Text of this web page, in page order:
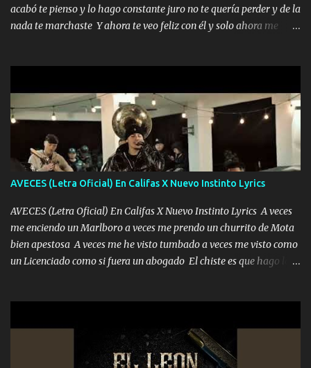
chile quisiera ser menos de ti dependiente la pinche tristeza me
encierra princesa tu sabes que nunca saldras de mi mente Ella era
acabó te pienso y lo hago constante juro no te quería perder y de la
nada te marchaste Y ahora te veo feliz con él y solo ahora me
pero eso ya no va a pasar me perderé en la soledad Porque me
mirabas bonito si yo no fui el final feliz el final fue triste pa mí Y
duele no tenerte aquí sabiendo que moría por ti yo y la luna
cantamos y por ti nos embriagamos Quién sabe qué será de mí si
contigo fui muy feliz a lo mejor no lloró pero muy en el fondo te
adoro
AVECES (Letra Oficial) En Califas X Nuevo Instinto Lyrics
AVECES (Letra Oficial) En Califas X Nuevo Instinto Lyrics A veces
me enciendo un Marlboro a veces me prendo un churrito de Mota
bien apestosa A veces me he visto tumbado a veces me visto como
un Licenciado como si fuera un abogado El chiste es que hago lo
corriente no quieren verte subir de level trucha mis plebes Música
A veces me pongo un sombrero a veces me ven la cachucha de lado
con la mirada siempre en alto A veces me fajó una super o a veces